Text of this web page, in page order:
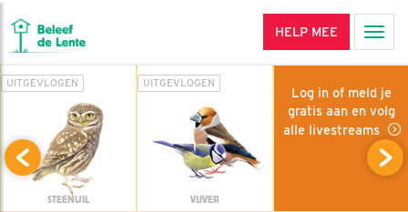
HELP MEE
UITGEVLOGEN
STEENUIL
UITGEVLOGEN
VIJVER
Log in of meld je
gratis aan en volg
alle livestreams